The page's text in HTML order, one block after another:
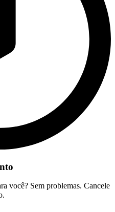
você? Sem problemas. Cancele